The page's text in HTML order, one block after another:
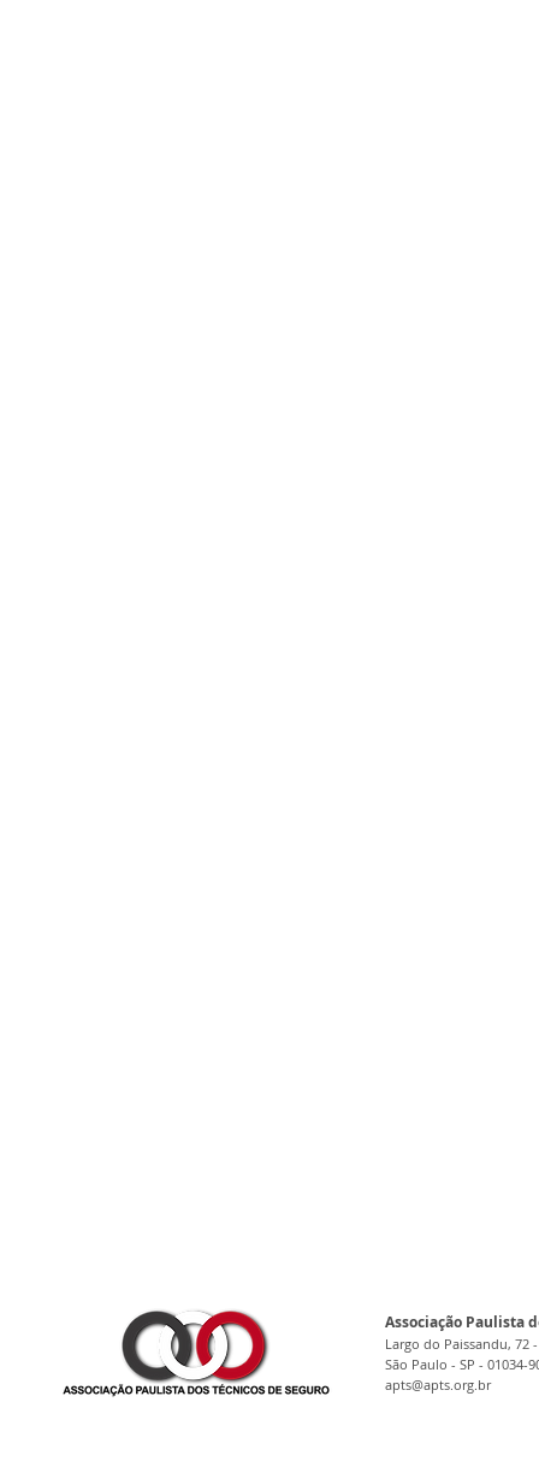
Associação Paulista
Largo do Paissandu, 72
São Paulo - SP - 01034-
apts@apts.org.br